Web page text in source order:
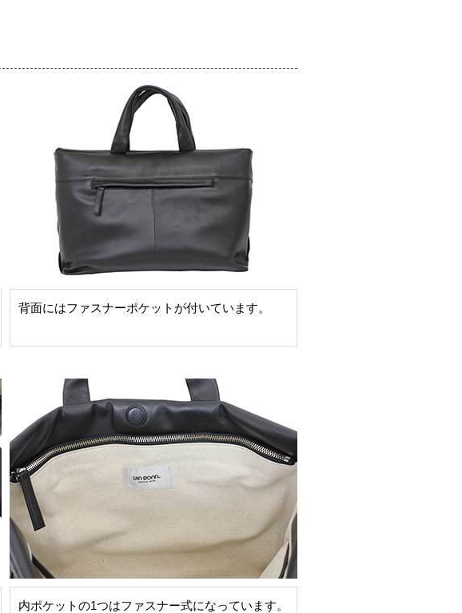
背面にはファスナーポケットが付いています。
内ポケットの1つはファスナー式になっています。